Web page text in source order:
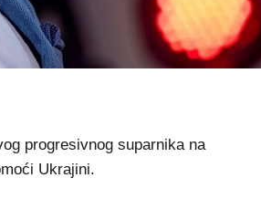
progresivnog suparnika na
Ukrajini.